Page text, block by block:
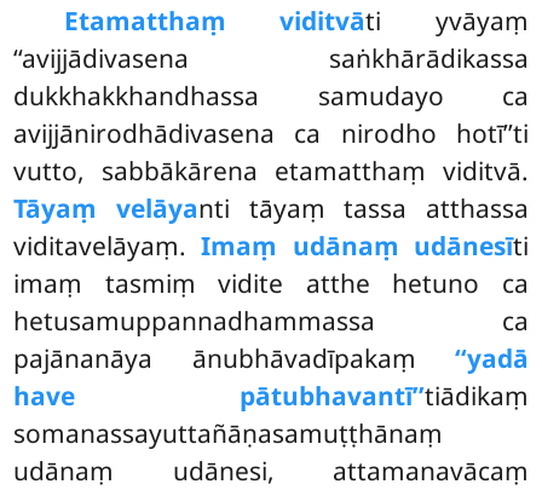
Etamatthaṃ
viditvāti yvāyaṃ
‘‘avijjādivasena saṅkhārādikassa
dukkhakkhandhassa samudayo ca
avijjānirodhādivasena ca nirodho hotī’’ti
vutto, sabbākārena etamatthaṃ viditvā.
Tāyaṃ velāyanti tāyaṃ tassa atthassa
viditavelāyaṃ.Imaṃ udānaṃ udānesīti
imaṃ tasmiṃ vidite atthe hetuno ca
hetusamuppannadhammassa ca
pajānanāya ānubhāvadīpakaṃ ‘‘yadā
have pātubhavantī’’tiādikaṃ
somanassayuttañāṇasamuṭṭhānaṃ
udānaṃ udānesi, attamanavācaṃ